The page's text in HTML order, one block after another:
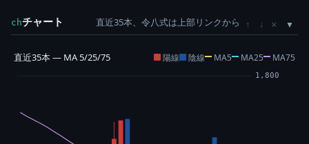
chチャート 直近35本、令八式は上部リンクから ↑ ↓ ×
直近35本 — MA 5/25/75 陽線 陰線 MA5 MA25 MA75
1,800